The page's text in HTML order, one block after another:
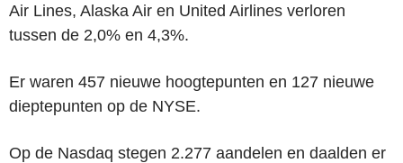
Air Lines, Alaska Air en United Airlines verloren
tussen de 2,0% en 4,3%.
Er waren 457 nieuwe hoogtepunten en 127 nieuwe
dieptepunten op de NYSE.
Op de Nasdaq stegen 2.277 aandelen en daalden er